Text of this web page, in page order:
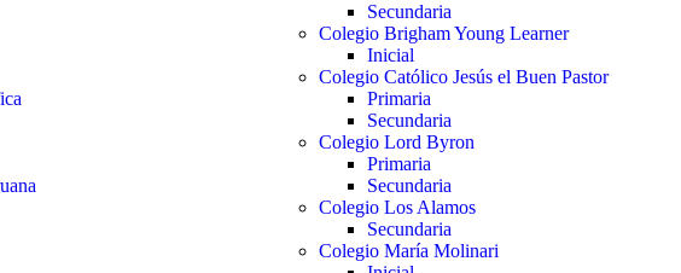
Secundaria
Colegio Brigham Young Learner
Inicial
Colegio Católico Jesús el Buen Pastor
Primaria
Secundaria
Colegio Lord Byron
Primaria
Secundaria
Colegio Los Alamos
Secundaria
Colegio María Molinari